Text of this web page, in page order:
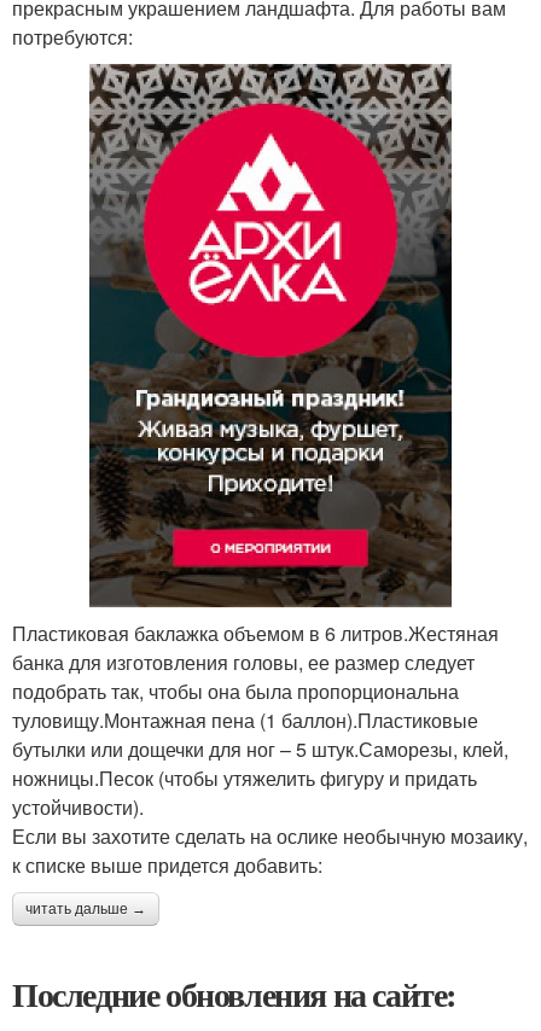
прекрасным украшением ландшафта. Для работы вам
потребуются:
Пластиковая баклажка объемом в 6 литров.Жестяная
банка для изготовления головы, ее размер следует
подобрать так, чтобы она была пропорциональна
туловищу.Монтажная пена (1 баллон).Пластиковые
бутылки или дощечки для ног – 5 штук.Саморезы, клей,
ножницы.Песок (чтобы утяжелить фигуру и придать
устойчивости).
Если вы захотите сделать на ослике необычную мозаику,
к списке выше придется добавить:
читать дальше →
Последние обновления на сайте: